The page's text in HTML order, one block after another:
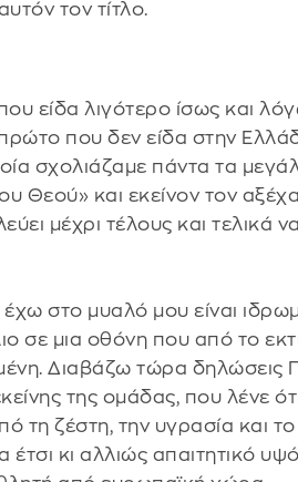
τον τίτλο.
είδα λιγότερο ίσως και
που δεν είδα στην
σχολιάζαμε πάντα τα
Θεού» και εκείνον τον
μέχρι τέλους και τελικά
στο μυαλό μου είναι
σε μια οθόνη που από το
Διαβάζω τώρα δηλώσεις
της ομάδας, που λένε
τη ζέστη, την υγρασία και
έτσι κι αλλιώς απαιτητικό